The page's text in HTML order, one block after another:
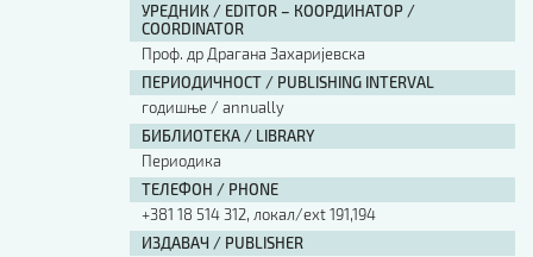
УРЕДНИК / EDITOR – КООРДИНАТОР /
COORDINATOR
Проф. др Драгана Захаријевска
ПЕРИОДИЧНОСТ / PUBLISHING INTERVAL
годишње / annually
БИБЛИОТЕКА / LIBRARY
Периодика
ТЕЛЕФОН / PHONE
+381 18 514 312, локал/ext 191,194
ИЗДАВАЧ / PUBLISHER